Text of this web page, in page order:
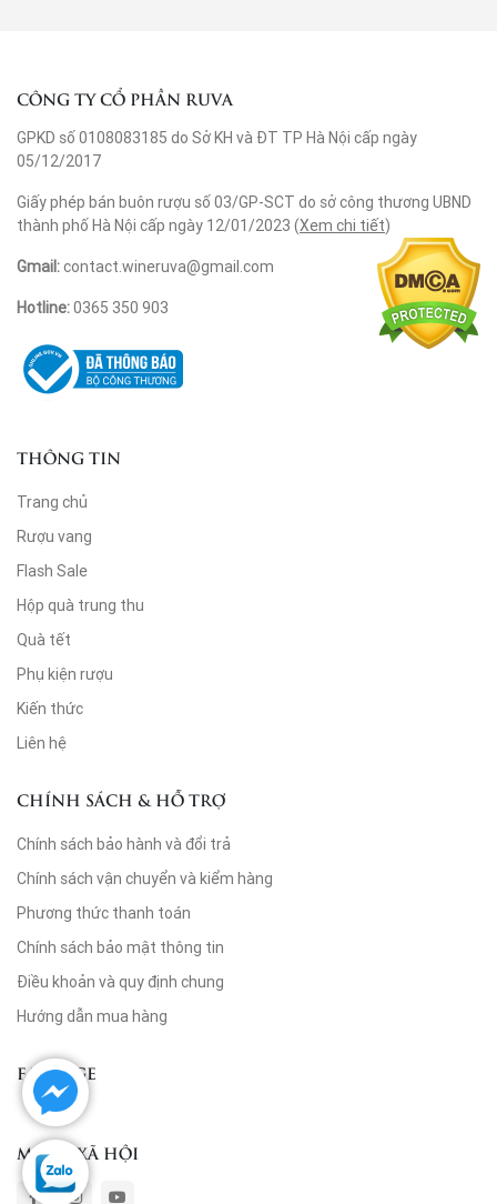
CÔNG TY CỔ PHẦN RUVA
GPKD số 0108083185 do Sở KH và ĐT TP Hà Nội cấp ngày
05/12/2017
Giấy phép bán buôn rượu số 03/GP-SCT do sở công thương UBND
thành phố Hà Nội cấp ngày 12/01/2023 (Xem chi tiết)
Gmail:contact.wineruva@gmail.com
Hotline:0365 350 903
THÔNG TIN
Trang chủ
Rượu vang
Flash Sale
Hộp quà trung thu
Quà tết
Phụ kiện rượu
Kiến thức
Liên hệ
CHÍNH SÁCH & HỖ TRỢ
Chính sách bảo hành và đổi trả
Chính sách vận chuyển và kiểm hàng
Phương thức thanh toán
Chính sách bảo mật thông tin
Điều khoản và quy định chung
Hướng dẫn mua hàng
FANPAGE
MẠNG XÃ HỘI